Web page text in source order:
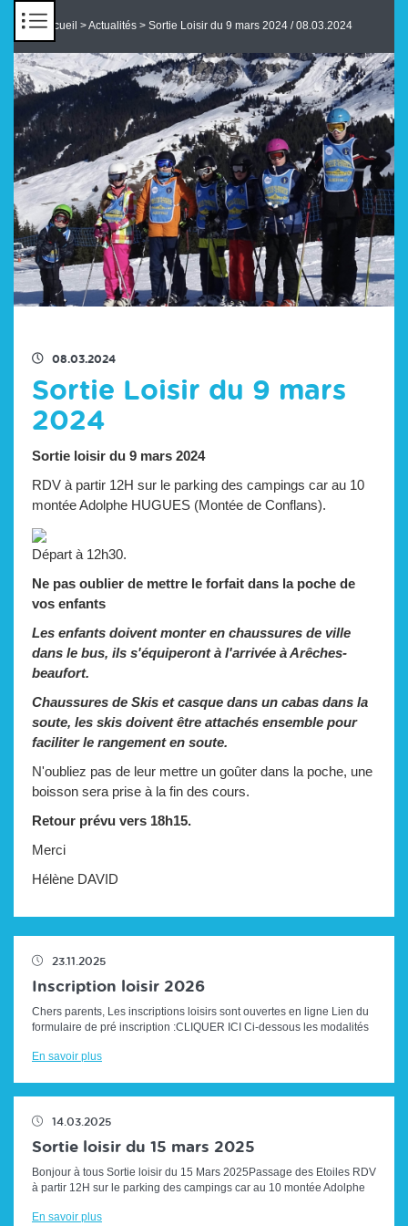
Accueil >Actualités > Sortie Loisir du 9 mars 2024 / 08.03.2024
08.03.2024
Sortie Loisir du 9 mars
2024
Sortie loisir du 9 mars 2024
RDV à partir 12H sur le parking des campings car au 10
montée Adolphe HUGUES (Montée de Conflans).
Départ à 12h30.
Ne pas oublier de mettre le forfait dans la poche de
vos enfants
Les enfants doivent monter en chaussures de ville
dans le bus, ils s'équiperont à l'arrivée à Arêches-
beaufort.
Chaussures de Skis et casque dans un cabas dans la
soute, les skis doivent être attachés ensemble pour
faciliter le rangement en soute.
N'oubliez pas de leur mettre un goûter dans la poche, une
boisson sera prise à la fin des cours.
Retour prévu vers 18h15.
Merci
Hélène DAVID
23.11.2025
Inscription loisir 2026
Chers parents, Les inscriptions loisirs sont ouvertes en ligne Lien du
formulaire de pré inscription :CLIQUER ICI Ci-dessous les modalités
En savoir plus
14.03.2025
Sortie loisir du 15 mars 2025
Bonjour à tous Sortie loisir du 15 Mars 2025Passage des Etoiles RDV
à partir 12H sur le parking des campings car au 10 montée Adolphe
En savoir plus